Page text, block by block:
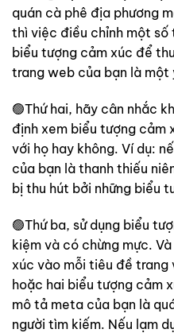
quán cà phê địa phương
thì việc điều chỉnh một
biểu tượng cảm xúc để
trang web của bạn là một
🟢Thứ hai, hãy cân nhắc
định xem biểu tượng
với họ hay không. Ví dụ:
của bạn là thanh thiếu
bị thu hút bởi những biểu
🟢Thứ ba, sử dụng biểu
kiệm và có chừng mực.
xúc vào mỗi tiêu đề trang
hoặc hai biểu tượng cảm
mô tả meta của bạn là
người tìm kiếm. Nếu lạm